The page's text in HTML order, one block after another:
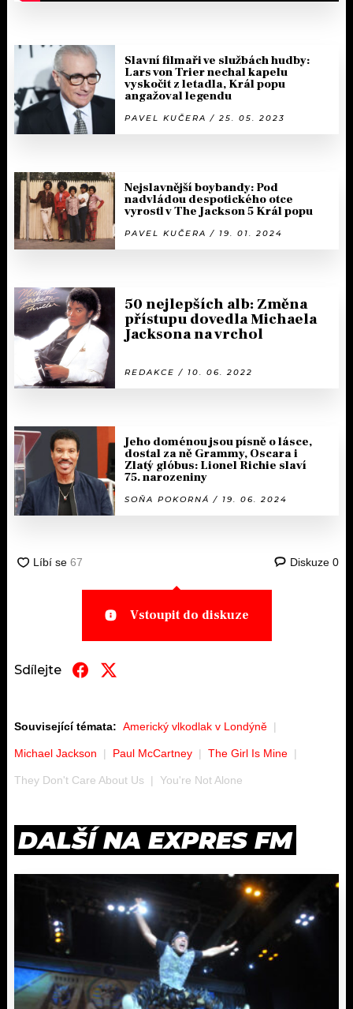
Slavní filmaři ve službách hudby:
Lars von Trier nechal kapelu
vyskočit z letadla, Král popu
angažoval legendu
PAVEL KUČERA / 25. 05. 2023
Nejslavnější boybandy: Pod
nadvládou despotického otce
vyrostl v The Jackson 5 Král popu
PAVEL KUČERA / 19. 01. 2024
50 nejlepších alb: Změna
přístupu dovedla Michaela
Jacksona na vrchol
REDAKCE / 10. 06. 2022
Jeho doménou jsou písně o lásce,
dostal za ně Grammy, Oscara i
Zlatý glóbus: Lionel Richie slaví
75. narozeniny
SOŇA POKORNÁ / 19. 06. 2024
Diskuze 0
Vstoupit do diskuze
Sdílejte
Související témata: Americký vlkodlak v Londýně
Michael Jackson Paul McCartney The Girl Is Mine
They Don't Care About Us You're Not Alone
DALŠÍ NA EXPRES FM